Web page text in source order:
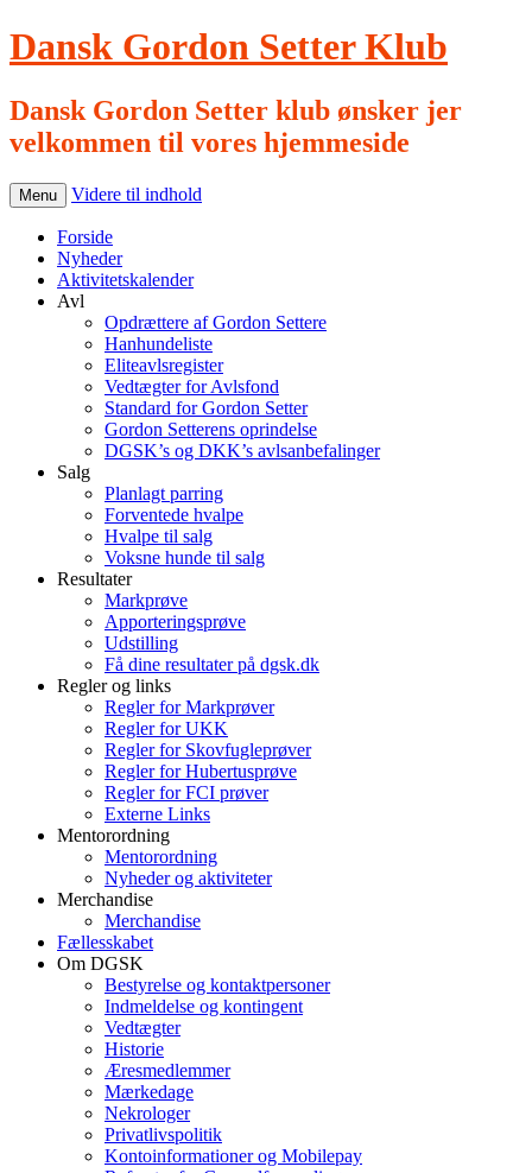
Dansk Gordon Setter Klub
Dansk Gordon Setter klub ønsker jer
velkommen til vores hjemmeside
Menu Videre til indhold
Forside
Nyheder
Aktivitetskalender
Avl
Opdrættere af Gordon Settere
Hanhundeliste
Eliteavlsregister
Vedtægter for Avlsfond
Standard for Gordon Setter
Gordon Setterens oprindelse
DGSK’s og DKK’s avlsanbefalinger
Salg
Planlagt parring
Forventede hvalpe
Hvalpe til salg
Voksne hunde til salg
Resultater
Markprøve
Apporteringsprøve
Udstilling
Få dine resultater på dgsk.dk
Regler og links
Regler for Markprøver
Regler for UKK
Regler for Skovfugleprøver
Regler for Hubertusprøve
Regler for FCI prøver
Externe Links
Mentorordning
Mentorordning
Nyheder og aktiviteter
Merchandise
Merchandise
Fællesskabet
Om DGSK
Bestyrelse og kontaktpersoner
Indmeldelse og kontingent
Vedtægter
Historie
Æresmedlemmer
Mærkedage
Nekrologer
Privatlivspolitik
Kontoinformationer og Mobilepay